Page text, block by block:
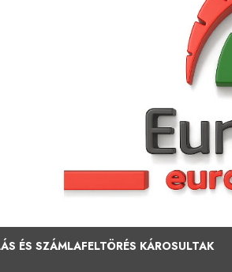
ÉS SZÁMLAFELTÖRÉS KÁROSULTAK